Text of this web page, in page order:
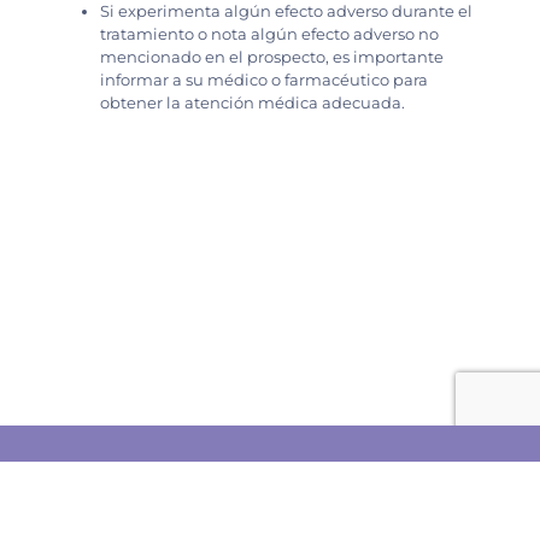
Si experimenta algún efecto adverso durante el
tratamiento o nota algún efecto adverso no
mencionado en el prospecto, es importante
informar a su médico o farmacéutico para
obtener la atención médica adecuada.